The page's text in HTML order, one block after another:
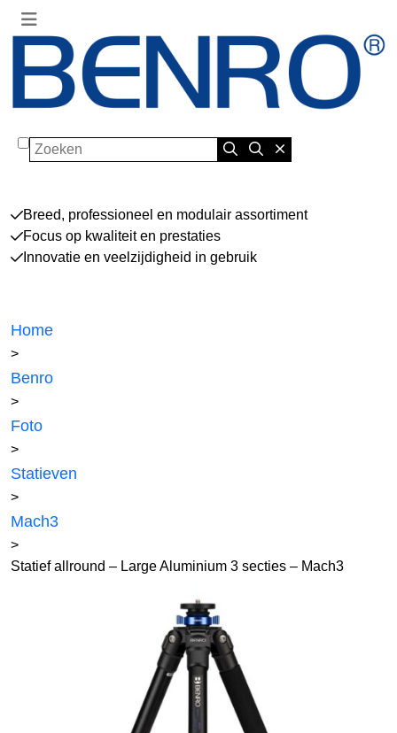
Zoeken
Breed, professioneel en modulair assortiment
Focus op kwaliteit en prestaties
Innovatie en veelzijdigheid in gebruik
Home
>
Benro
>
Foto
>
Statieven
>
Mach3
>
Statief allround – Large Aluminium 3 secties – Mach3